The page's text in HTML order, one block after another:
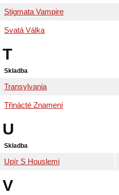
Stigmata Vampire
Svatá Válka
T
Skladba
Transylvania
Třinácté Znamení
U
Skladba
Upír S Houslemi
V